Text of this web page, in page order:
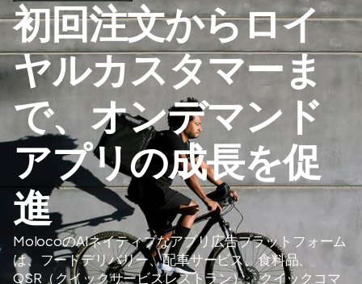
初回注文からロイ
ヤルカスタマーま
で、オンデマンド
アプリの成長を促
進
MolocoのAIネイティブなアプリ広告プラットフォーム
は、フードデリバリー、配車サービス、食料品、
QSR（クイックサービスレストラン）、クイックコマ